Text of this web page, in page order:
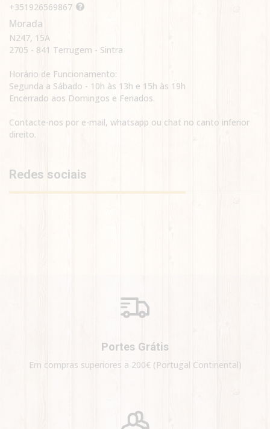
+351926569867
Morada
N247, 15A
2705 - 841 Terrugem - Sintra
Horário de Funcionamento:
Segunda a Sábado - 10h às 13h e 15h às 19h
Encerrado aos Domingos e Feriados.
Contacte-nos por e-mail, whatsapp ou chat no canto inferior
direito.
Redes sociais
Portes Grátis
Em compras superiores a 200€ (Portugal Continental)